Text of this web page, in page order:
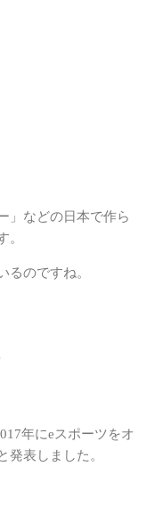
」などの日本で作ら
。
るのですね。
年にeスポーツをオ
発表しました。